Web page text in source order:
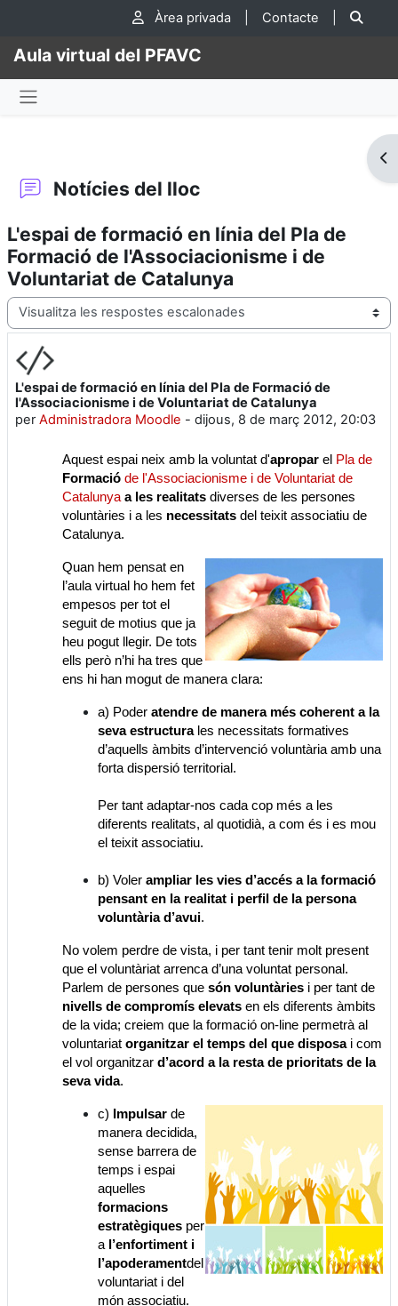
Ves al contingut principal
Àrea privada Contacte
Aula virtual del PFAVC
Notícies del lloc
L'espai de formació en línia del Pla de
Formació de l'Associacionisme i de
Voluntariat de Catalunya
Mode de visualització
L'espai de formació en línia del Pla de Formació de
l'Associacionisme i de Voluntariat de Catalunya
perAdministradora Moodle - dijous, 8 de març 2012, 20:03
Nombre de respostes: 0
Aquest espai neix amb la voluntat d'apropar el Pla de
Formació de l'Associacionisme i de Voluntariat de
Catalunya a les realitats diverses de les persones
voluntàries i a les necessitats del teixit associatiu de
Catalunya.
Quan hem pensat en
l’aula virtual ho hem fet
empesos per tot el
seguit de motius que ja
heu pogut llegir. De tots
ells però n’hi ha tres que
ens hi han mogut de manera clara:
a) Poder atendre de manera més coherent a la
seva estructurales necessitats formatives
d’aquells àmbits d’intervenció voluntària amb una
forta dispersió territorial.
Per tant adaptar-nos cada cop més a les
diferents realitats, al quotidià, a com és i es mou
el teixit associatiu.
b) Voler ampliar les vies d’accés a la formació
pensant en la realitat i perfil de la persona
voluntària d’avui.
No volem perdre de vista, i per tant tenir molt present
que el voluntàriat arrenca d’una voluntat personal.
Parlem de persones que són voluntàries i per tant de
nivells de compromís elevats en els diferents àmbits
de la vida; creiem que la formació on-line permetrà al
voluntariat organitzar el temps del que disposai com
el vol organitzar d’acord a la resta de prioritats de la
seva vida.
c) Impulsar de
manera decidida,
sense barrera de
temps i espai
aquelles
formacions
estratègiques per
a l’enfortiment i
l’apoderamentdel
voluntariat i del
món associatiu.